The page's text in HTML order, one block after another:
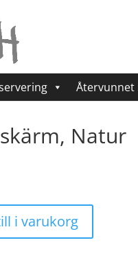
Återvunnet
Natur
i varukorg